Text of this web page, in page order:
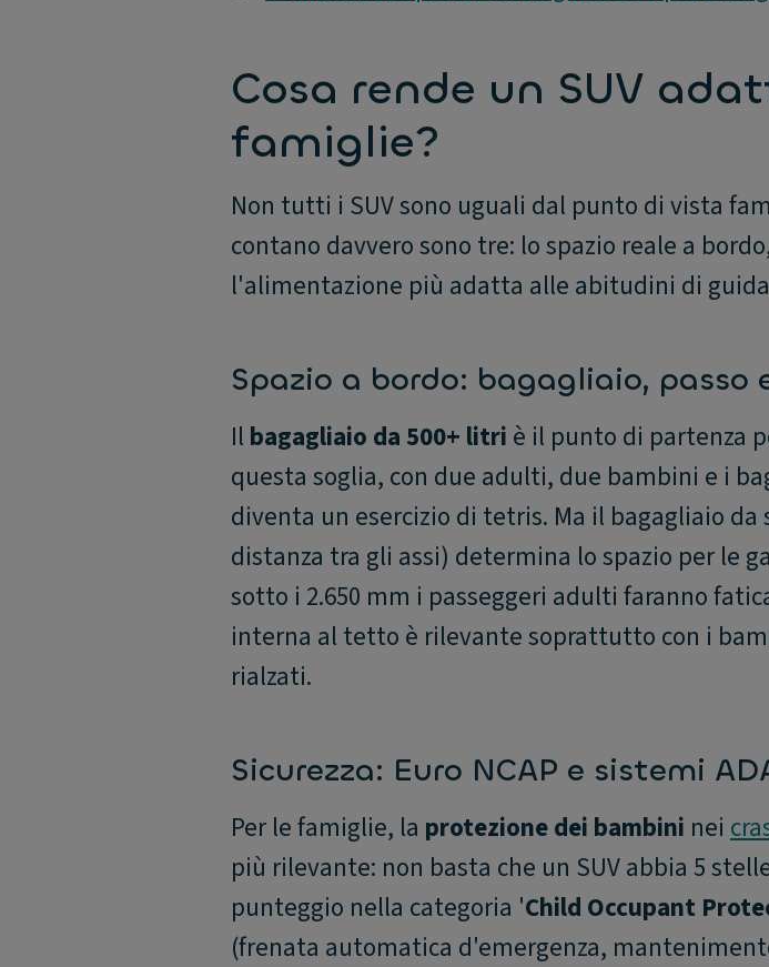
Cosa rende un SUV
famiglie?
Non tutti i SUV sono uguali dal punto di vista
contano davvero sono tre: lo spazio reale a
l'alimentazione più adatta alle abitudini di
Spazio a bordo: bagagliaio, passo
Il bagagliaio da 500+ litri è il punto di partenza
questa soglia, con due adulti, due bambini e i
diventa un esercizio di tetris. Ma il bagagliaio da
distanza tra gli assi) determina lo spazio per le
sotto i 2.650 mm i passeggeri adulti faranno
interna al tetto è rilevante soprattutto con i
rialzati.
Sicurezza: Euro NCAP e sistemi
Per le famiglie, la protezione dei bambini nei
più rilevante: non basta che un SUV abbia 5
punteggio nella categoria 'Child Occupant
(frenata automatica d'emergenza,